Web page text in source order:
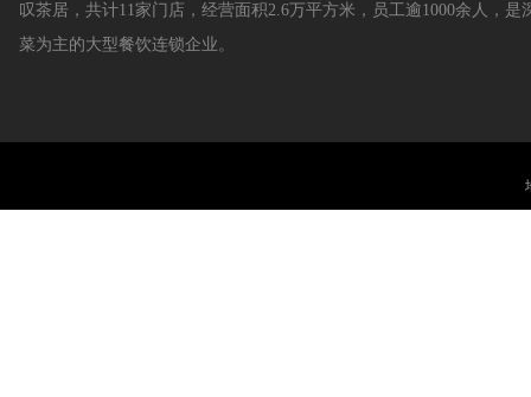
叹茶居，共计11家门店，经营面积2.6万平方米，员工逾1000余人，是
菜为主的大型餐饮连锁企业。